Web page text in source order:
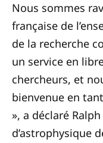
Nous sommes
française de
de la recherche
un service en
chercheurs, et
bienvenue en
», a déclaré
d’astrophysique